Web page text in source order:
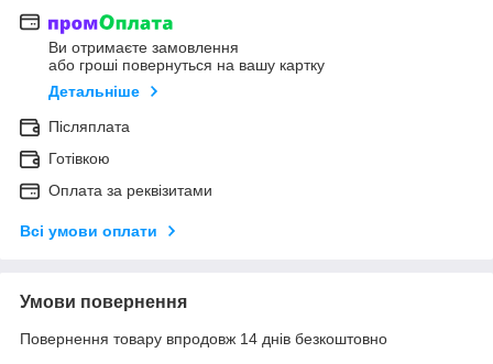
Ви отримаєте замовлення
або гроші повернуться на вашу картку
Детальніше
Післяплата
Готівкою
Оплата за реквізитами
Всі умови оплати
Умови повернення
Повернення товару впродовж 14 днів безкоштовно